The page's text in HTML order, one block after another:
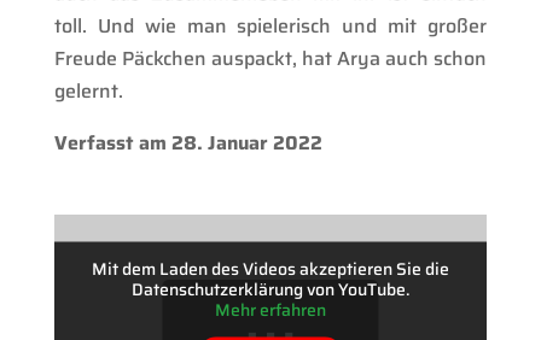
toll. Und wie man spielerisch und mit großer
Freude Päckchen auspackt, hat Arya auch schon
gelernt.
Verfasst am 28. Januar 2022
Mit dem Laden des Videos akzeptieren Sie die
Datenschutzerklärung von YouTube.
Mehr erfahren